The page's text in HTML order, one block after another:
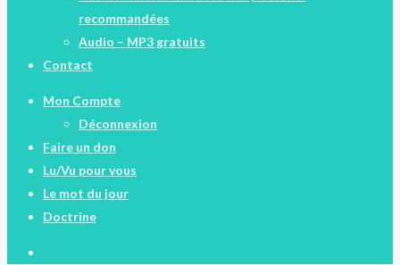
recommandées
Audio – MP3 gratuits
Contact
Mon Compte
Déconnexion
Faire un don
Lu/Vu pour vous
Le mot du jour
Doctrine